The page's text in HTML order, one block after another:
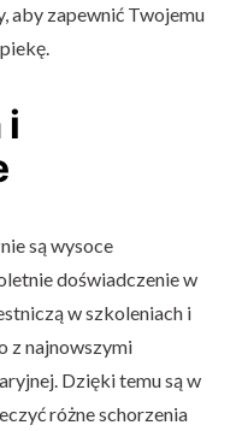
aby zapewnić Twojemu
i
są wysoce
doświadczenie w
w szkoleniach i
z najnowszymi
Dzięki temu są w
różne schorzenia